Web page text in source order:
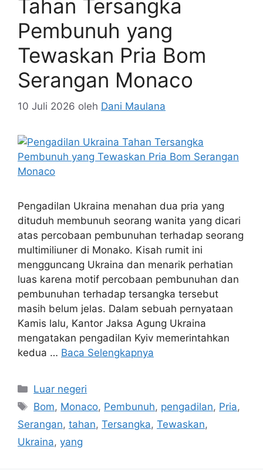
Tahan Tersangka
Pembunuh yang
Tewaskan Pria Bom
Serangan Monaco
10 Juli 2026 oleh Dani Maulana
Pengadilan Ukraina menahan dua pria yang
dituduh membunuh seorang wanita yang dicari
atas percobaan pembunuhan terhadap seorang
multimiliuner di Monako. Kisah rumit ini
mengguncang Ukraina dan menarik perhatian
luas karena motif percobaan pembunuhan dan
pembunuhan terhadap tersangka tersebut
masih belum jelas. Dalam sebuah pernyataan
Kamis lalu, Kantor Jaksa Agung Ukraina
mengatakan pengadilan Kyiv memerintahkan
kedua … Baca Selengkapnya
Kategori
Luar negeri
Tag
Bom, Monaco, Pembunuh, pengadilan, Pria,
Serangan, tahan, Tersangka, Tewaskan,
Ukraina, yang